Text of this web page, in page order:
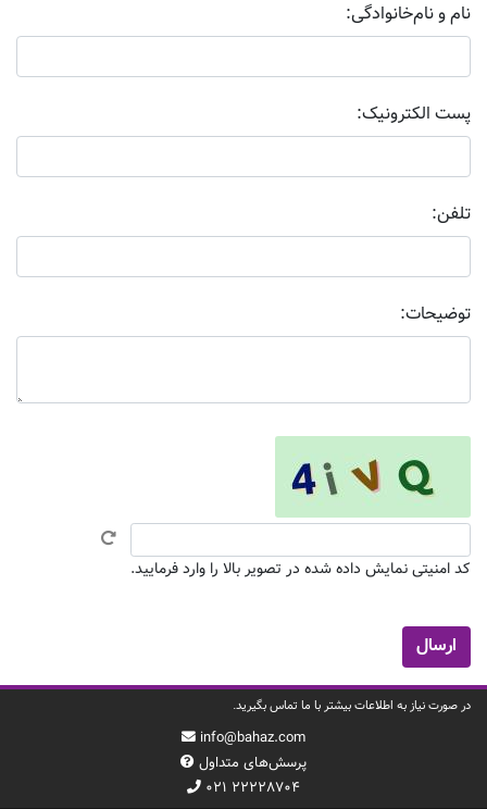
نام و نام‌خانوادگی:
پست الکترونیک:
تلفن:
توضیحات:
کد امنیتی نمایش داده شده در تصویر بالا را وارد فرمایید.
در صورت نیاز به اطلاعات بیشتر با ما تماس بگیرید.
info@bahaz.com
پرسش‌های متداول
۰۲۱ ۲۲۲۲۸۷۰۴